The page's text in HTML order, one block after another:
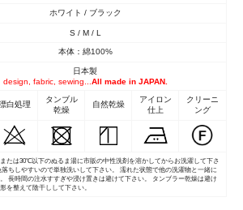
ホワイト / ブラック
S / M / L
本体：綿100%
日本製
design, fabric, sewing...All made in JAPAN.
白処理
タンブル
乾燥
自然乾燥
アイロン
仕上
クリーニ
ング
たは30℃以下のぬるま湯に市販の中性洗剤を溶かしてからお洗濯して下さ
ちしやすいので単独洗いして下さい。 濡れた状態で他の洗濯物と一緒に
長時間の注水すすぎや浸け置きは避けて下さい。 タンブラー乾燥は避け
を整えて陰干しして下さい。